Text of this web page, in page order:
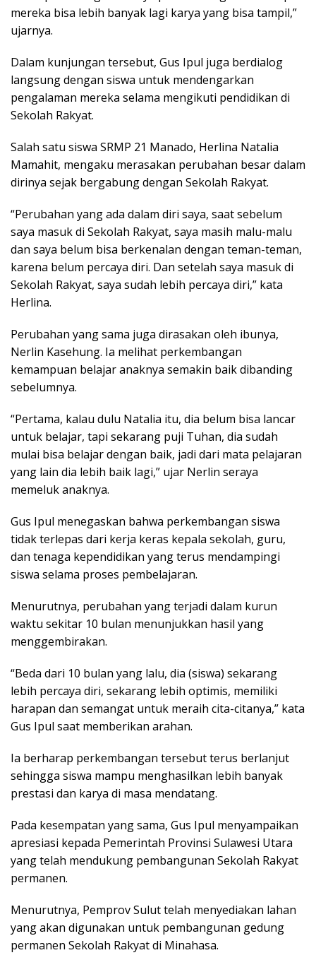
mereka bisa lebih banyak lagi karya yang bisa tampil,”
ujarnya.
Dalam kunjungan tersebut, Gus Ipul juga berdialog
langsung dengan siswa untuk mendengarkan
pengalaman mereka selama mengikuti pendidikan di
Sekolah Rakyat.
Salah satu siswa SRMP 21 Manado, Herlina Natalia
Mamahit, mengaku merasakan perubahan besar dalam
dirinya sejak bergabung dengan Sekolah Rakyat.
“Perubahan yang ada dalam diri saya, saat sebelum
saya masuk di Sekolah Rakyat, saya masih malu-malu
dan saya belum bisa berkenalan dengan teman-teman,
karena belum percaya diri. Dan setelah saya masuk di
Sekolah Rakyat, saya sudah lebih percaya diri,” kata
Herlina.
Perubahan yang sama juga dirasakan oleh ibunya,
Nerlin Kasehung. Ia melihat perkembangan
kemampuan belajar anaknya semakin baik dibanding
sebelumnya.
“Pertama, kalau dulu Natalia itu, dia belum bisa lancar
untuk belajar, tapi sekarang puji Tuhan, dia sudah
mulai bisa belajar dengan baik, jadi dari mata pelajaran
yang lain dia lebih baik lagi,” ujar Nerlin seraya
memeluk anaknya.
Gus Ipul menegaskan bahwa perkembangan siswa
tidak terlepas dari kerja keras kepala sekolah, guru,
dan tenaga kependidikan yang terus mendampingi
siswa selama proses pembelajaran.
Menurutnya, perubahan yang terjadi dalam kurun
waktu sekitar 10 bulan menunjukkan hasil yang
menggembirakan.
“Beda dari 10 bulan yang lalu, dia (siswa) sekarang
lebih percaya diri, sekarang lebih optimis, memiliki
harapan dan semangat untuk meraih cita-citanya,” kata
Gus Ipul saat memberikan arahan.
Ia berharap perkembangan tersebut terus berlanjut
sehingga siswa mampu menghasilkan lebih banyak
prestasi dan karya di masa mendatang.
Pada kesempatan yang sama, Gus Ipul menyampaikan
apresiasi kepada Pemerintah Provinsi Sulawesi Utara
yang telah mendukung pembangunan Sekolah Rakyat
permanen.
Menurutnya, Pemprov Sulut telah menyediakan lahan
yang akan digunakan untuk pembangunan gedung
permanen Sekolah Rakyat di Minahasa.